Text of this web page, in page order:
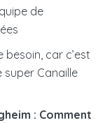
de
car c’est
super Canaille
: Comment